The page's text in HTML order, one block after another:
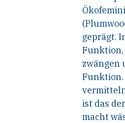
geprägt.
Funktion,
zwängen
Funktion.
ist das
macht